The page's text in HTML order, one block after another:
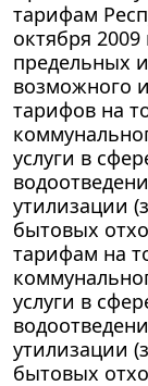
тарифам
октября
предельных
возможного
тарифов на
услуги в
утилизации
бытовых
тарифам на
услуги в
утилизации
бытовых